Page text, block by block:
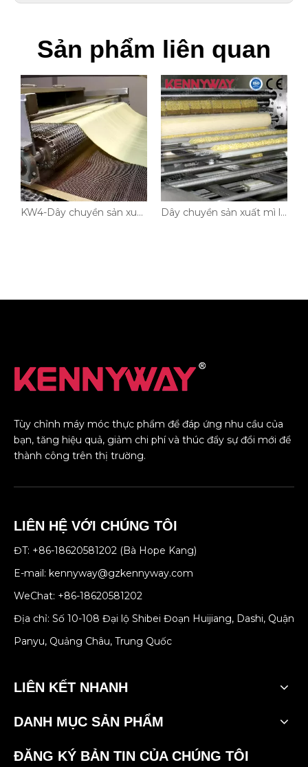
Sản phẩm liên quan
KW4-Dây chuyền sản xuất mì ăn liền không chiên Dây chuyền sản xuất mì loại KW3-Wavy
Tùy chỉnh máy móc thực phẩm để đáp ứng nhu cầu của
bạn, tăng hiệu quả, giảm chi phí và thúc đẩy sự đổi mới để
thành công trên thị trường.
LIÊN HỆ VỚI CHÚNG TÔI
ĐT: +86-18620581202 (Bà Hope Kang)
E-mail: kennyway@gzkennyway.com
WeChat: +86-18620581202
Địa chỉ: Số 10-108 Đại lộ Shibei Đoạn Huijiang, Dashi, Quận
Panyu, Quảng Châu, Trung Quốc
LIÊN KẾT NHANH
DANH MỤC SẢN PHẨM
ĐĂNG KÝ BẢN TIN CỦA CHÚNG TÔI